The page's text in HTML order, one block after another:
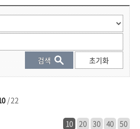
/ 22
10 20 30 40 50